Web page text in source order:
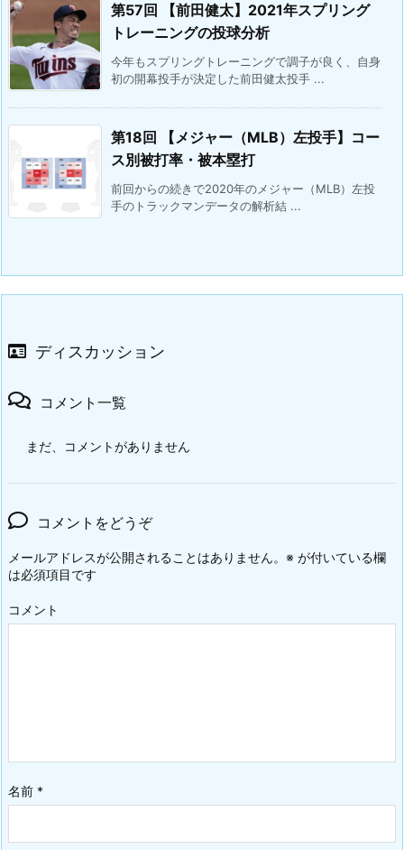
第57回 【前田健太】2021年スプリング
トレーニングの投球分析
今年もスプリングトレーニングで調子が良く、自身
初の開幕投手が決定した前田健太投手 ...
第18回 【メジャー（MLB）左投手】コー
ス別被打率・被本塁打
前回からの続きで2020年のメジャー（MLB）左投
手のトラックマンデータの解析結 ...
ディスカッション
コメント一覧
まだ、コメントがありません
コメントをどうぞ
メールアドレスが公開されることはありません。 ※ が付いている欄
は必須項目です
コメント
名前 *